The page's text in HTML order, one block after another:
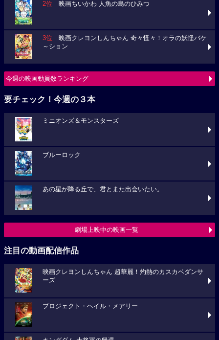
2位 映画ちいかわ 人魚の島のひみつ
3位 映画クレヨンしんちゃん 奇々怪々！オラの妖怪バケ
～ション
今週の映画動員数ランキング
要チェック！今週の３本
ミニオンズ＆モンスターズ
ブルーロック
あの星が降る丘で、君とまた出会いたい。
劇場上映中の映画一覧
注目の動画配信作品
映画クレヨンしんちゃん 超華麗！灼熱のカスカベダンサ
ーズ
プロジェクト・ヘイル・メアリー